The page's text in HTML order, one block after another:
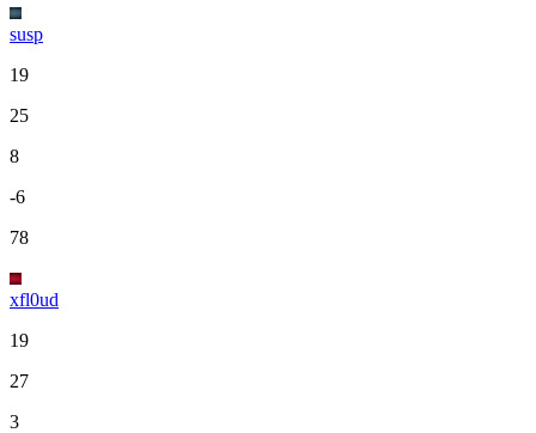
susp
19
25
8
-6
78
xfl0ud
19
27
3